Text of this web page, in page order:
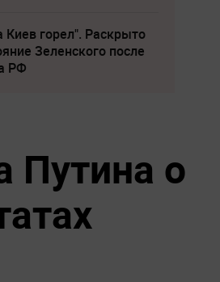
Киев горел". Раскрыто
Зеленского после
РФ
Путина о